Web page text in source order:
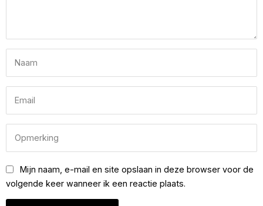
Mijn naam, e-mail en site opslaan in deze browser voor de
volgende keer wanneer ik een reactie plaats.